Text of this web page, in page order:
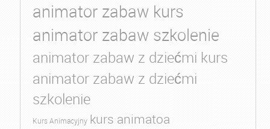
animator zabaw kurs
animator zabaw szkolenie
animator zabaw z dziećmi kurs
animator zabaw z dziećmi
szkolenie
Kurs Animacyjny kurs animatoa